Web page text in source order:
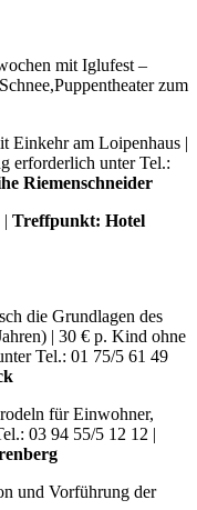
mit Iglufest –
zum
Einkehr am Loipenhaus |
erforderlich unter Tel.:
Riemenschneider
Treffpunkt: Hotel
die Grundlagen des
| 30 € p. Kind ohne
Tel.: 01 75/5 61 49
für Einwohner,
03 94 55/5 12 12 |
und Vorführung der